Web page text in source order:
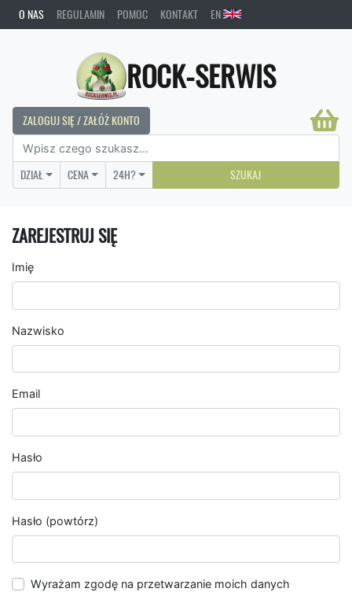
O NAS REGULAMIN POMOC KONTAKT EN
ROCK-SERWIS
ZALOGUJ SIĘ / ZAŁÓŻ KONTO
DZIAŁ CENA 24H? SZUKAJ
ZAREJESTRUJ SIĘ
Imię
Nazwisko
Email
Hasło
Hasło (powtórz)
Wyrażam zgodę na przetwarzanie moich danych